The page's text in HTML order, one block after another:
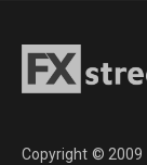
Copyright © 2009